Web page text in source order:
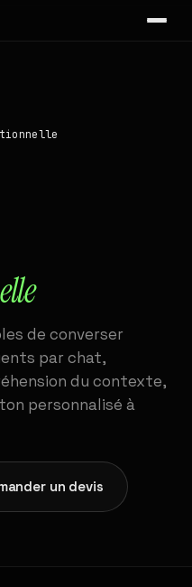
de converser
par chat,
du contexte,
personnalisé à
un devis